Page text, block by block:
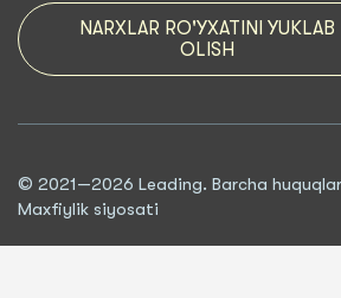
NARXLAR RO'YXATINI YUKLAB
OLISH
© 2021—2026 Leading. Barcha
Maxfiylik siyosati